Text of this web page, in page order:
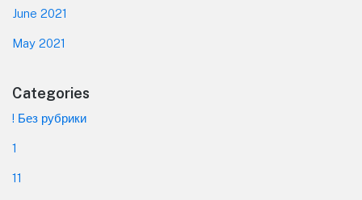
June 2021
May 2021
Categories
! Без рубрики
1
11